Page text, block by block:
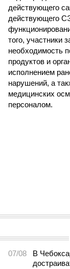
действующего
действующего
того, участники
необходимость
продуктов и
исполнением
нарушений, а
медицинских
персоналом.
07/08
В